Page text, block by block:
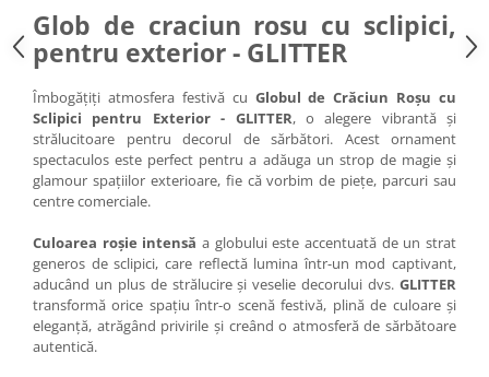
Glob de craciun rosu cu sclipici,
pentru exterior - GLITTER
Îmbogățiți atmosfera festivă cu Globul de Crăciun Roșu cu
Sclipici pentru Exterior - GLITTER, o alegere vibrantă și
strălucitoare pentru decorul de sărbători. Acest ornament
spectaculos este perfect pentru a adăuga un strop de magie și
glamour spațiilor exterioare, fie că vorbim de piețe, parcuri sau
centre comerciale.
Culoarea roșie intensă a globului este accentuată de un strat
generos de sclipici, care reflectă lumina într-un mod captivant,
aducând un plus de strălucire și veselie decorului dvs. GLITTER
transformă orice spațiu într-o scenă festivă, plină de culoare și
eleganță, atrăgând privirile și creând o atmosferă de sărbătoare
autentică.